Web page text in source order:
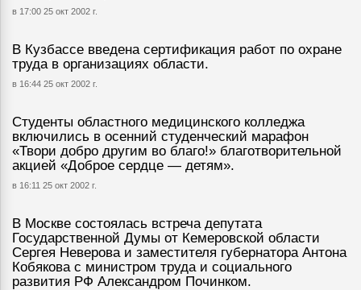
в 17:00 25 окт 2002 г.
В Кузбассе введена сертификация работ по охране
труда в организациях области.
в 16:44 25 окт 2002 г.
Студенты областного медицинского колледжа
включились в осенний студенческий марафон
«Твори добро другим во благо!» благотворительной
акцией «Доброе сердце — детям».
в 16:11 25 окт 2002 г.
В Москве состоялась встреча депутата
Государственной Думы от Кемеровской области
Сергея Неверова и заместителя губернатора Антона
Кобякова с министром труда и социального
развития РФ Александром Починком.